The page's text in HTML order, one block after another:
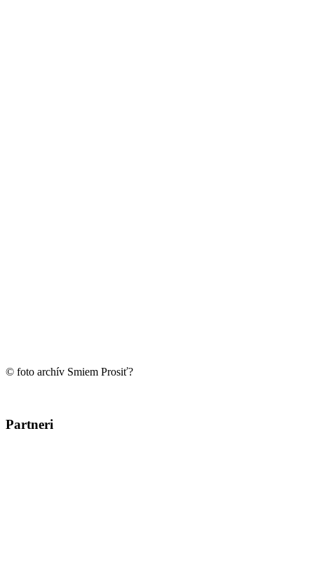
© foto archív Smiem Prosiť?
Partneri